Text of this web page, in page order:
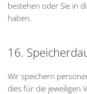
bestehen oder Sie in
haben.
16.
Wir speichern
dies für die jeweiligen